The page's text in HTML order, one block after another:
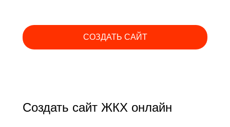
СОЗДАТЬ САЙТ
Создать сайт ЖКХ онлайн